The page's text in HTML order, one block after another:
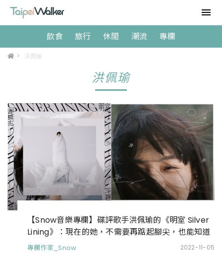
飲食 旅行 休閒 潮流 專欄
> 洪佩瑜
洪佩瑜
【Snow音樂專欄】碟評歌手洪佩瑜的《明室 Silver
Lining》：現在的她，不需要再踮起腳尖，也能知道
自己所愛。
專欄作家_Snow 2022-11-05